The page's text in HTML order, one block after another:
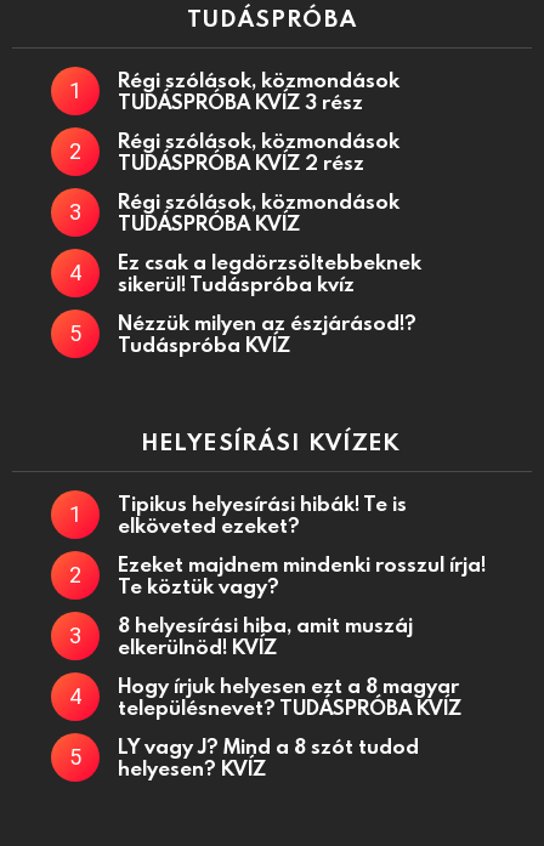
TUDÁSPRÓBA
Régi szólások, közmondások
TUDÁSPRÓBA KVÍZ 3 rész
Régi szólások, közmondások
TUDÁSPRÓBA KVÍZ 2 rész
Régi szólások, közmondások
TUDÁSPRÓBA KVÍZ
Ez csak a legdörzsöltebbeknek
sikerül! Tudáspróba kvíz
Nézzük milyen az észjárásod!?
Tudáspróba KVÍZ
HELYESÍRÁSI KVÍZEK
Tipikus helyesírási hibák! Te is
elköveted ezeket?
Ezeket majdnem mindenki rosszul írja!
Te köztük vagy?
8 helyesírási hiba, amit muszáj
elkerülnöd! KVÍZ
Hogy írjuk helyesen ezt a 8 magyar
településnevet? TUDÁSPRÓBA KVÍZ
LY vagy J? Mind a 8 szót tudod
helyesen? KVÍZ